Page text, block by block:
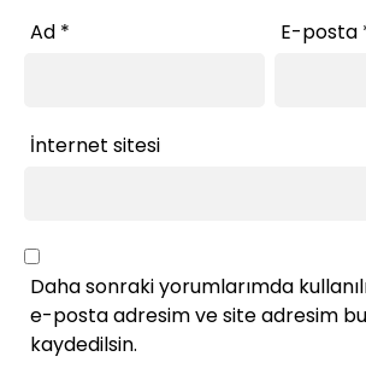
Ad * E-posta
İnternet sitesi
Daha sonraki yorumlarımda
e-posta adresim ve site adresim
kaydedilsin.